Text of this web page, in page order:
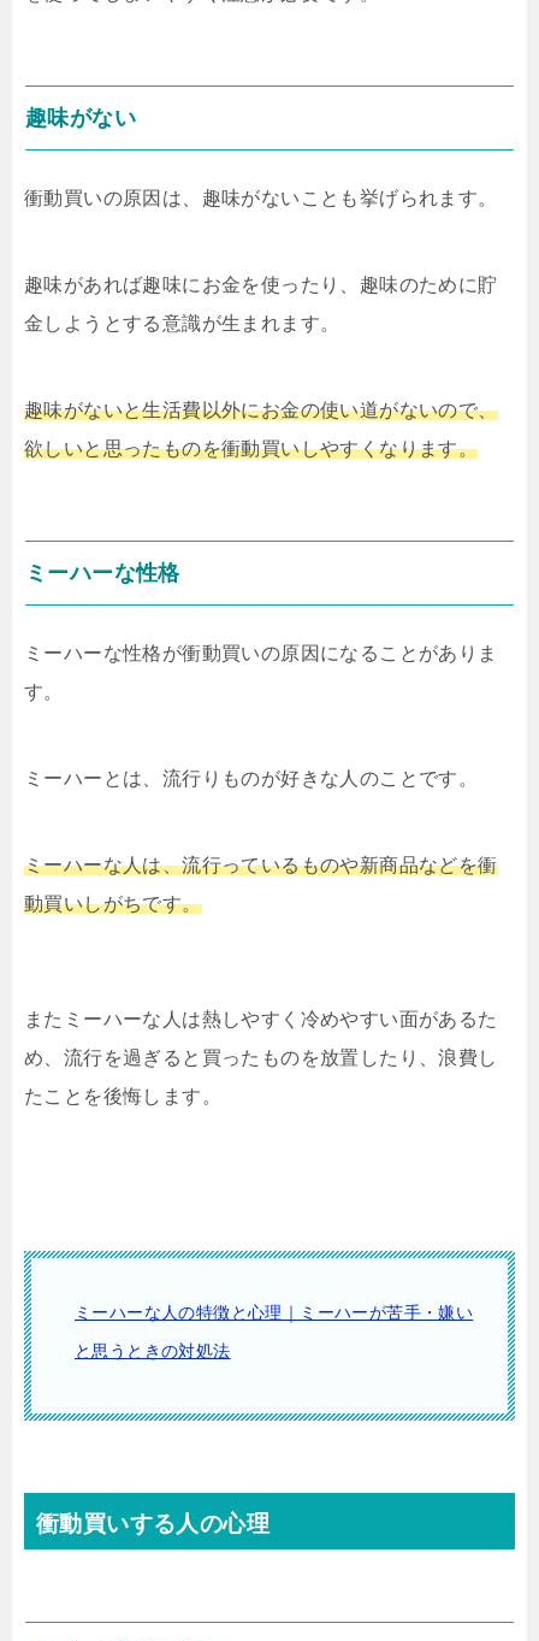
趣味がない
衝動買いの原因は、趣味がないことも挙げられます。
趣味があれば趣味にお金を使ったり、趣味のために貯
金しようとする意識が生まれます。
趣味がないと生活費以外にお金の使い道がないので、
欲しいと思ったものを衝動買いしやすくなります。
ミーハーな性格
ミーハーな性格が衝動買いの原因になることがありま
す。
ミーハーとは、流行りものが好きな人のことです。
ミーハーな人は、流行っているものや新商品などを衝
動買いしがちです。
またミーハーな人は熱しやすく冷めやすい面があるた
め、流行を過ぎると買ったものを放置したり、浪費し
たことを後悔します。
ミーハーな人の特徴と心理｜ミーハーが苦手・嫌い
と思うときの対処法
衝動買いする人の心理